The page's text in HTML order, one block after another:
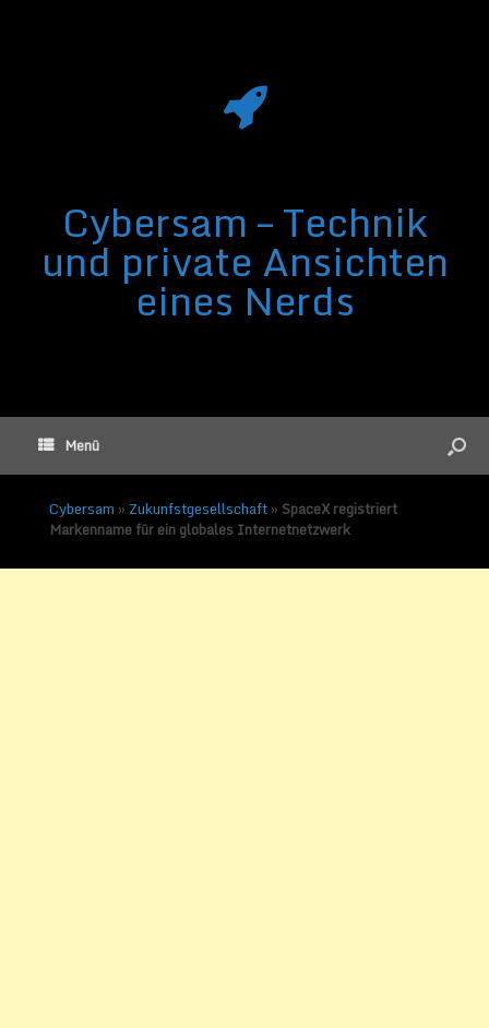
Cybersam – Technik
und private Ansichten
eines Nerds
Menü
Cybersam » Zukunfstgesellschaft» SpaceX registriert
Markenname für ein globales Internetnetzwerk